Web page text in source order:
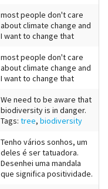
most people don't care
about climate change and
I want to change that
most people don't care
about climate change and
I want to change that
We need to be aware that
biodiversity is in danger.
Tags: tree, biodiversity
Tenho vários sonhos, um
deles é ser tatuadora.
Desenhei uma mandala
que significa positividade.